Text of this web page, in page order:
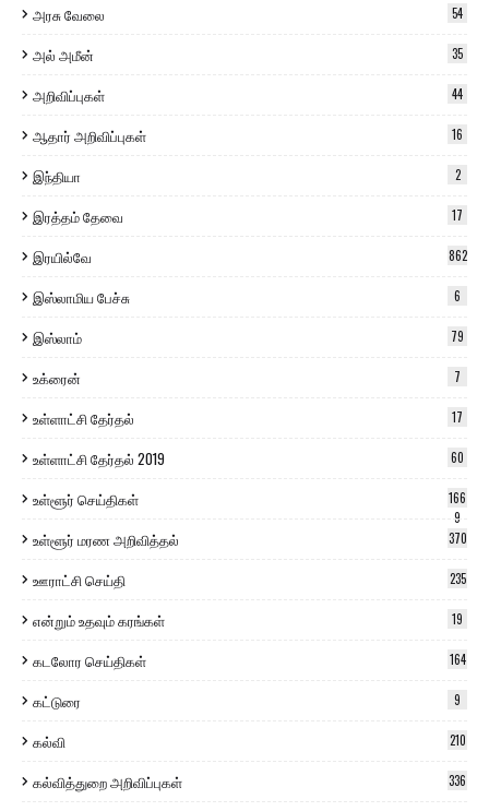
அரசு வேலை 54
அல் அமீன் 35
அறிவிப்புகள் 44
ஆதார் அறிவிப்புகள் 16
இந்தியா 2
இரத்தம் தேவை 17
இரயில்வே 862
இஸ்லாமிய பேச்சு 6
இஸ்லாம் 79
உக்ரைன் 7
உள்ளாட்சி தேர்தல் 17
உள்ளாட்சி தேர்தல் 2019 60
உள்ளூர் செய்திகள்
166
9
உள்ளூர் மரண அறிவித்தல் 370
ஊராட்சி செய்தி 235
என்றும் உதவும் கரங்கள் 19
கடலோர செய்திகள் 164
கட்டுரை 9
கல்வி 210
கல்வித்துறை அறிவிப்புகள் 336